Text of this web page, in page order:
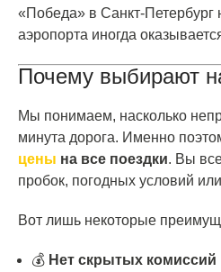
«Победа» в Санкт-Петербург
аэропорта иногда
Почему выбирают
Мы понимаем, насколько
минута дорога. Именно
цены на все поездки. Вы
пробок, погодных условий
Вот лишь некоторые
💰 Нет скрытых